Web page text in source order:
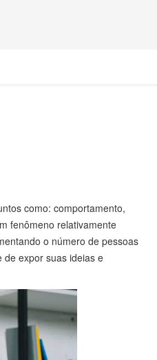
como: comportamento,
fenômeno relativamente
o número de pessoas
de expor suas ideias e